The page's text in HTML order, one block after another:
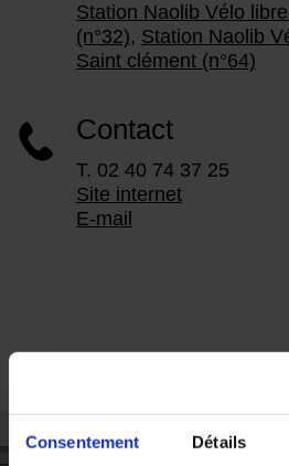
Consentement Détails
Station Naolib Vélo
(n°32), Station Naolib
Saint clément (n°64)
Contact
T. 02 40 74 37 25
Site internet
E-mail
Poursuivre